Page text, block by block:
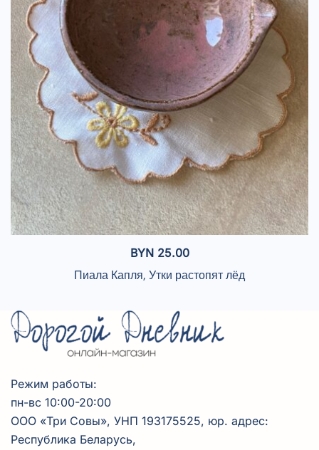
BYN25.00
Пиала Капля, Утки растопят лёд
Режим работы:
пн-вс 10:00-20:00
ООО «Три Совы», УНП 193175525, юр. адрес:
Республика Беларусь,